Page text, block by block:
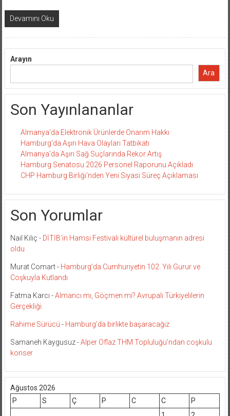
Devamını Oku
Arayın
Ara
Son Yayınlananlar
Almanya’da Elektronik Ürünlerde Onarım Hakkı
Hamburg’da Aşırı Hava Olayları Tatbikatı
Almanya’da Aşırı Sağ Suçlarında Rekor Artış
Hamburg Senatosu 2026 Personel Raporunu Açıkladı
CHP Hamburg Birliği’nden Yeni Siyasi Süreç Açıklaması
Son Yorumlar
Nail Kılıç - DİTİB’in Hamsi Festivali kültürel buluşmanın adresi
oldu
Murat Comart- Hamburg’da Cumhuriyetin 102. Yılı Gurur ve
Coşkuyla Kutlandı
Fatma Karcı -Almancı mı, Göçmen mi? Avrupalı Türkiyelilerin
Gerçekliği
Rahime Sürücü - Hamburg’da birlikte başaracağız
Samaneh Kaygusuz-Alper Oflaz THM Topluluğu’ndan coşkulu
konser
Ağustos 2026
P
S Ç P C C
P